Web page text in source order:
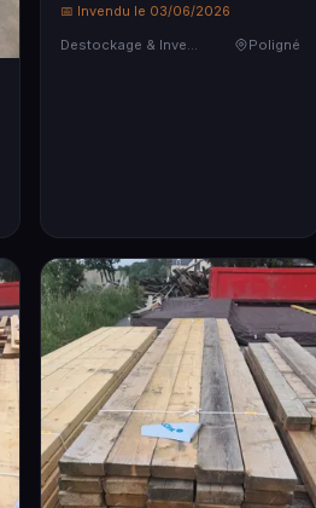
📅 Invendu le 03/06/2026
Destockage & Invendus
Poligné